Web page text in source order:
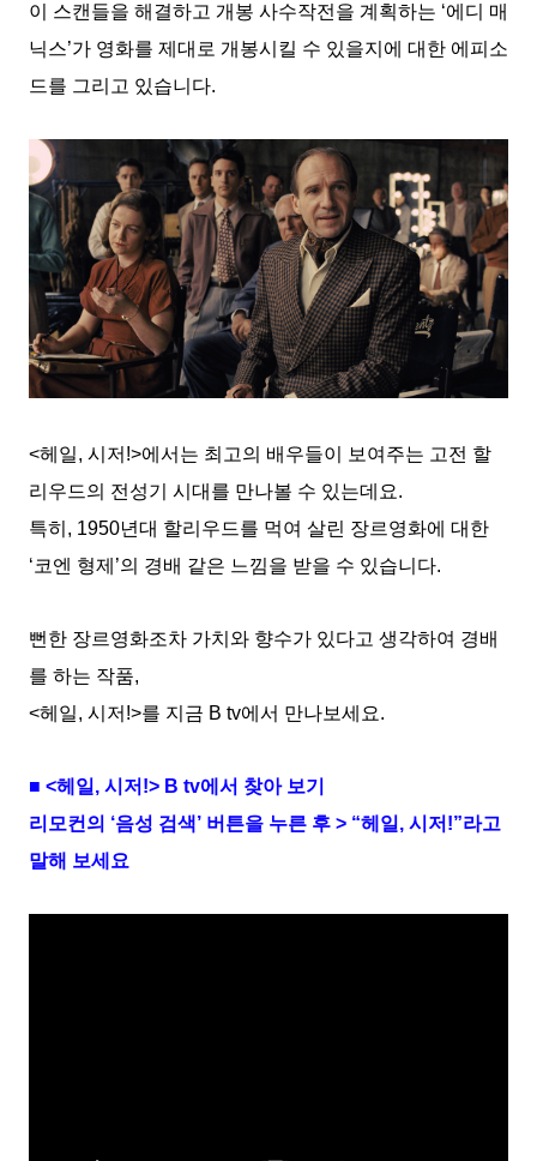
이 스캔들을 해결하고 개봉 사수작전을 계획하는 ‘에디 매
닉스’가 영화를 제대로 개봉시킬 수 있을지에 대한 에피소
드를 그리고 있습니다.
<헤일, 시저!>에서는 최고의 배우들이 보여주는 고전 할
리우드의 전성기 시대를 만나볼 수 있는데요.
특히, 1950년대 할리우드를 먹여 살린 장르영화에 대한
‘코엔 형제’의 경배 같은 느낌을 받을 수 있습니다.
뻔한 장르영화조차 가치와 향수가 있다고 생각하여 경배
를 하는 작품,
<헤일, 시저!>를 지금 B tv에서 만나보세요.
■ <헤일, 시저!> B tv에서 찾아 보기
리모컨의 ‘음성 검색’ 버튼을 누른 후 > “헤일, 시저!”라고
말해 보세요